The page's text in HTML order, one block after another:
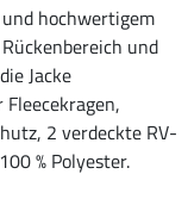
hochwertigem
und
Jacke
2 verdeckte RV-
% Polyester.